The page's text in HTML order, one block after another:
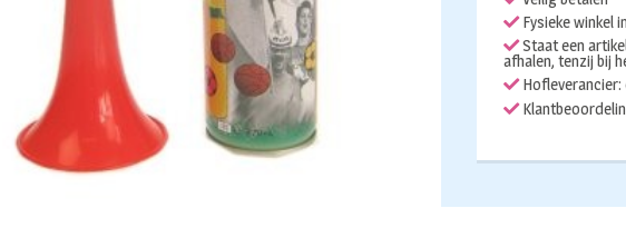
Fysieke winkel
Staat een
afhalen, tenzij bij
Hofleverancier: